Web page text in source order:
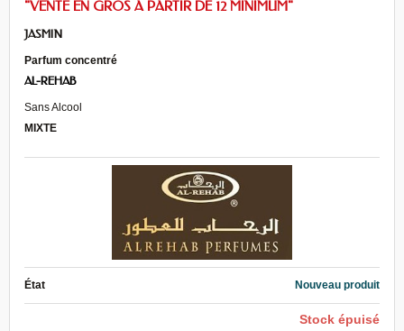
"VENTE EN GROS A PARTIR DE 12 MINIMUM"
JASMIN
Parfum concentré
AL-REHAB
Sans Alcool
MIXTE
État Nouveau produit
Stock épuisé